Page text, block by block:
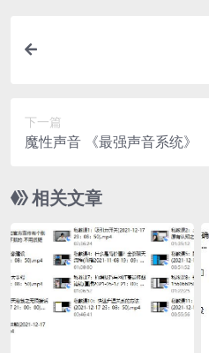
下一篇
魔性声音 《最强声音系统》
相关文章